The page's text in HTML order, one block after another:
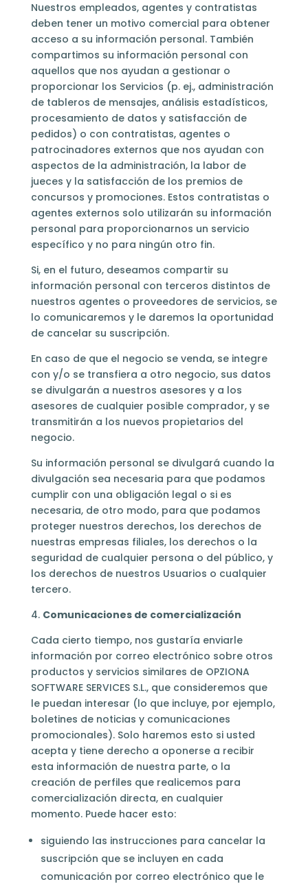
Nuestros empleados, agentes y contratistas
deben tener un motivo comercial para obtener
acceso a su información personal. También
compartimos su información personal con
aquellos que nos ayudan a gestionar o
proporcionar los Servicios (p. ej., administración
de tableros de mensajes, análisis estadísticos,
procesamiento de datos y satisfacción de
pedidos) o con contratistas, agentes o
patrocinadores externos que nos ayudan con
aspectos de la administración, la labor de
jueces y la satisfacción de los premios de
concursos y promociones. Estos contratistas o
agentes externos solo utilizarán su información
personal para proporcionarnos un servicio
específico y no para ningún otro fin.
Si, en el futuro, deseamos compartir su
información personal con terceros distintos de
nuestros agentes o proveedores de servicios, se
lo comunicaremos y le daremos la oportunidad
de cancelar su suscripción.
En caso de que el negocio se venda, se integre
con y/o se transfiera a otro negocio, sus datos
se divulgarán a nuestros asesores y a los
asesores de cualquier posible comprador, y se
transmitirán a los nuevos propietarios del
negocio.
Su información personal se divulgará cuando la
divulgación sea necesaria para que podamos
cumplir con una obligación legal o si es
necesaria, de otro modo, para que podamos
proteger nuestros derechos, los derechos de
nuestras empresas filiales, los derechos o la
seguridad de cualquier persona o del público, y
los derechos de nuestros Usuarios o cualquier
tercero.
4. Comunicaciones de comercialización
Cada cierto tiempo, nos gustaría enviarle
información por correo electrónico sobre otros
productos y servicios similares de OPZIONA
SOFTWARE SERVICES S.L., que consideremos que
le puedan interesar (lo que incluye, por ejemplo,
boletines de noticias y comunicaciones
promocionales). Solo haremos esto si usted
acepta y tiene derecho a oponerse a recibir
esta información de nuestra parte, o la
creación de perfiles que realicemos para
comercialización directa, en cualquier
momento. Puede hacer esto:
siguiendo las instrucciones para cancelar la
suscripción que se incluyen en cada
comunicación por correo electrónico que le